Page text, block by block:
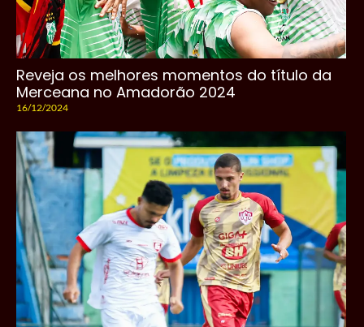
Reveja os melhores momentos do título da
Merceana no Amadorão 2024
16/12/2024